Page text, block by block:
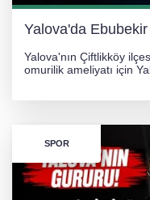
Yalova'da
Yalova'nın Çiftlikköy
omurilik ameliyatı için
SPOR